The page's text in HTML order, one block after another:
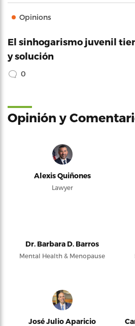
Opinions
El sinhogarismo juvenil
y solución
0
Opinión y
Alexis Quiñones
Lawyer
Dr. Barbara D. Barros
Mental Health & Menopause
José Julio Aparicio